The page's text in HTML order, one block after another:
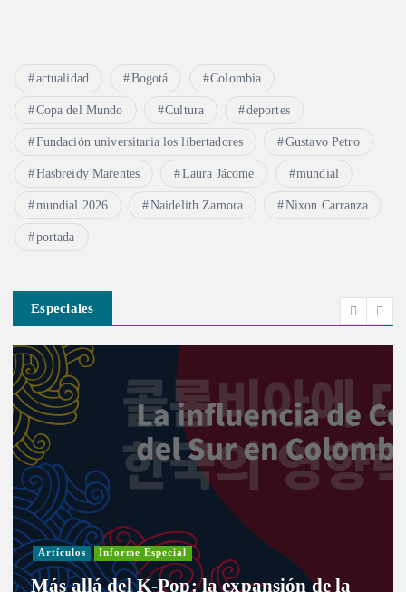
actualidad Bogotá Colombia
Copa del Mundo Cultura deportes
Fundación universitaria los libertadores Gustavo Petro
Hasbreidy Marentes Laura Jácome mundial
mundial 2026 Naidelith Zamora Nixon Carranza
portada
Especiales
Artículos Informe Especial
Más allá del K-Pop: la expansión de la